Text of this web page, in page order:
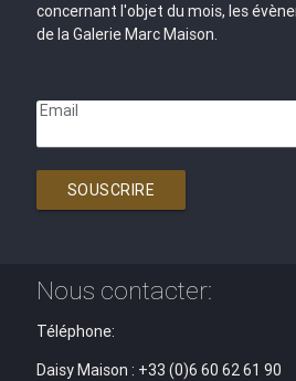
concernant l'objet du mois, les
de la Galerie Marc Maison.
Email
SOUSCRIRE
Nous contacter:
Téléphone:
Daisy Maison : +33 (0)6 60 62 61 90